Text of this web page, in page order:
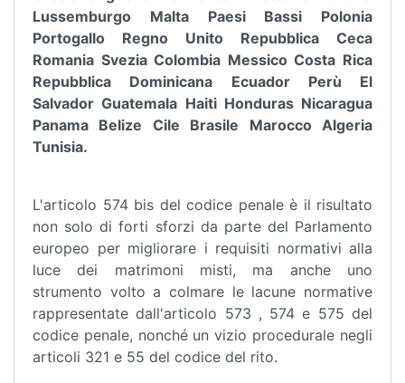
Lussemburgo Malta Paesi Bassi Polonia
Portogallo Regno Unito Repubblica Ceca
Romania Svezia Colombia Messico Costa Rica
Repubblica Dominicana Ecuador Perù El
Salvador Guatemala Haiti Honduras Nicaragua
Panama Belize Cile Brasile Marocco Algeria
Tunisia.
L'articolo 574 bis del codice penale è il risultato
non solo di forti sforzi da parte del Parlamento
europeo per migliorare i requisiti normativi alla
luce dei matrimoni misti, ma anche uno
strumento volto a colmare le lacune normative
rappresentate dall'articolo 573 , 574 e 575 del
codice penale, nonché un vizio procedurale negli
articoli 321 e 55 del codice del rito.